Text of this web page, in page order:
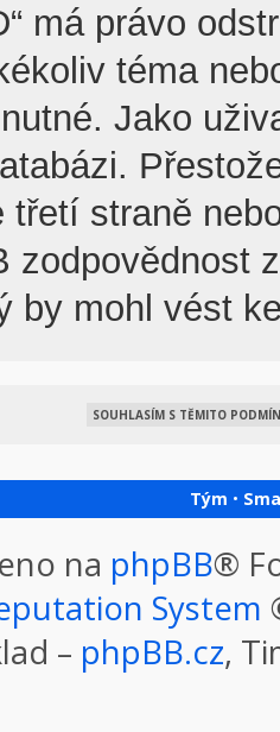
má právo
téma
Jako
třetí straně
zodpovědnost
by mohl vést
Tým •
na phpBB®
System
– phpBB.cz,